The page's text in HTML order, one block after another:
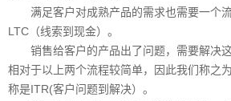
满足客户对成熟产品的需求也需要一个
LTC（线索到现金）。
销售给客户的产品出了问题，需要解决
相对于以上两个流程较简单，因此我们称之
称是ITR(客户问题到解决）。